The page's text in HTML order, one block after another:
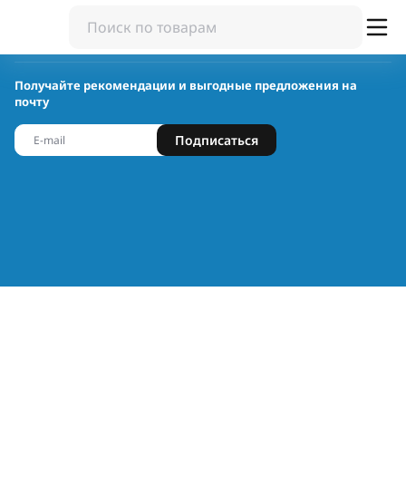
Получайте рекомендации и выгодные предложения на
почту
Подписаться